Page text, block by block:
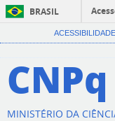
BRASIL
ACESSIBILIDADE
CNPq
MINISTÉRIO DA